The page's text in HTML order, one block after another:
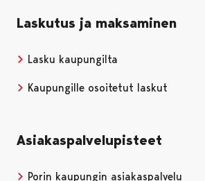
Laskutus ja maksaminen
Lasku kaupungilta
Kaupungille osoitetut laskut
Asiakaspalvelupisteet
Porin kaupungin asiakaspalvelu